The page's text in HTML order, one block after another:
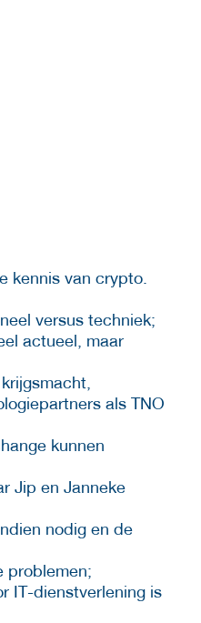
kennis van crypto.
versus techniek;
actueel, maar
als TNO
kunnen
Jip en Janneke
nodig en de
problemen;
IT-dienstverlening is